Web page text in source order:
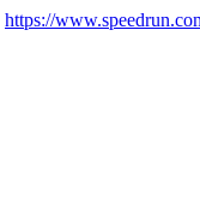
https://